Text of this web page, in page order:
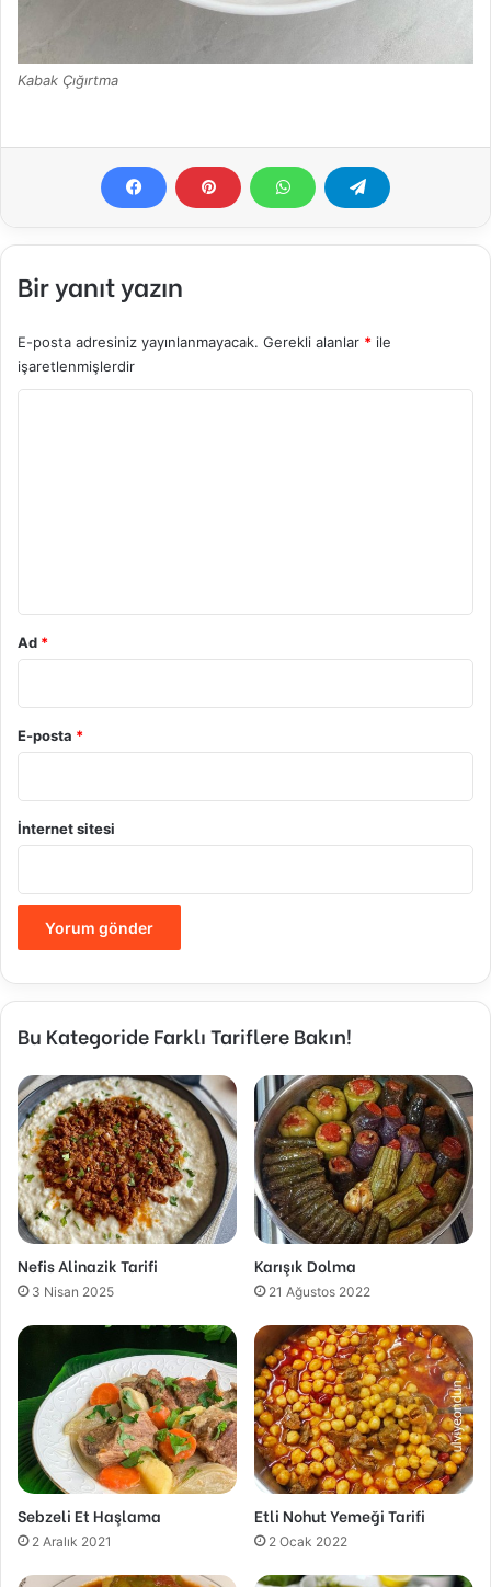
Kabak Çığırtma
Bir yanıt yazın
E-posta adresiniz yayınlanmayacak. Gerekli alanlar * ile
işaretlenmişlerdir
Ad *
E-posta *
İnternet sitesi
Bu Kategoride Farklı Tariflere Bakın!
Nefis Alinazik Tarifi
3 Nisan 2025
Karışık Dolma
21 Ağustos 2022
Sebzeli Et Haşlama
2 Aralık 2021
Etli Nohut Yemeği Tarifi
2 Ocak 2022